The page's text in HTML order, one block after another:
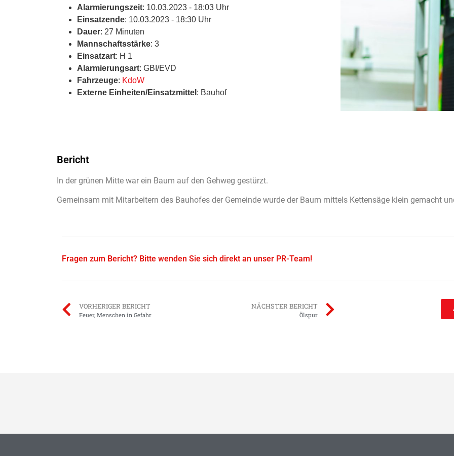
Alarmierungszeit: 10.03.2023 - 18:03 Uhr
Einsatzende: 10.03.2023 - 18:30 Uhr
Dauer: 27 Minuten
Mannschaftsstärke: 3
Einsatzart: H 1
Alarmierungsart: GBI/EVD
Fahrzeuge: KdoW
Externe Einheiten/Einsatzmittel : Bauhof
Bericht
In der grünen Mitte war ein Baum auf den Gehweg gestürzt.
Gemeinsam mit Mitarbeitern des Bauhofes der Gemeinde wurde der Baum mittels Kettensäge klein gemacht
Fragen zum Bericht? Bitte wenden Sie sich direkt an unser PR-Team!
VORHERIGER BERICHT
Feuer, Menschen in Gefahr
NÄCHSTER BERICHT
Ölspur